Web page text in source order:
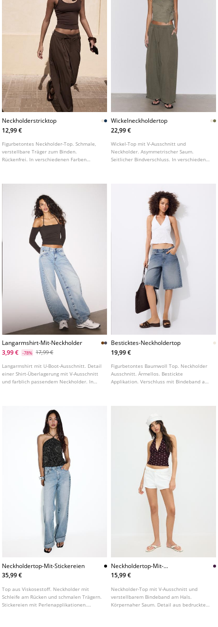
Neckholderstricktop
12,99 €
Figurbetontes Neckholder-Top. Schmale,
verstellbare Träger zum Binden.
Rückenfrei. In verschiedenen Farben
Wickelneckholdertop
22,99 €
Wickel-Top mit V-Ausschnitt und
Neckholder. Asymmetrischer Saum.
Seitlicher Bindverschluss. In verschiedenen
Langarmshirt-Mit-Neckholder
3,99 €
-78% 17,99 €
Langarmshirt mit U-Boot-Ausschnitt. Detail
einer Shirt-Überlagerung mit V-Ausschnitt
und farblich passendem Neckholder. In
Besticktes-Neckholdertop
19,99 €
Figurbetontes Baumwoll Top. Neckholder
Ausschnitt. Ärmellos. Bestickte
Applikation. Verschluss mit Bindeband am
Neckholdertop-Mit-Stickereien
35,99 €
Top aus Viskosestoff. Neckholder mit
Schleife am Rücken und schmalen Trägern.
Stickereien mit Perlenapplikationen.
Neckholdertop-Mit-
Tupfenmuster
15,99 €
Neckholder-Top mit V-Ausschnitt und
verstellbarem Bindeband am Hals.
Körpernaher Saum. Detail aus bedrucktem